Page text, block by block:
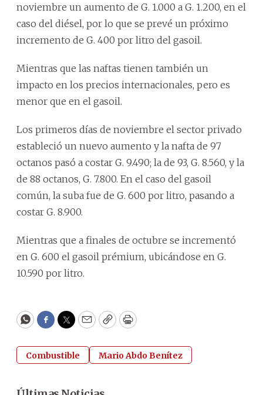
noviembre un aumento de G. 1.000 a G. 1.200, en el
caso del diésel, por lo que se prevé un próximo
incremento de G. 400 por litro del gasoil.
Mientras que las naftas tienen también un
impacto en los precios internacionales, pero es
menor que en el gasoil.
Los primeros días de noviembre el sector privado
estableció un nuevo aumento y la nafta de 97
octanos pasó a costar G. 9.490; la de 93, G. 8.560, y la
de 88 octanos, G. 7.800. En el caso del gasoil
común, la suba fue de G. 600 por litro, pasando a
costar G. 8.900.
Mientras que a finales de octubre se incrementó
en G. 600 el gasoil prémium, ubicándose en G.
10.590 por litro.
WhatsApp
Facebook
Twitter
EmailCopyPrint
Combustible Mario Abdo Benítez